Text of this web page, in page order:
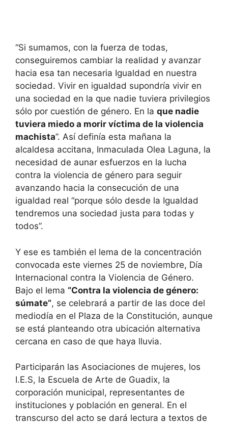
“Si sumamos, con la fuerza de todas,
conseguiremos cambiar la realidad y avanzar
hacia esa tan necesaria Igualdad en nuestra
sociedad. Vivir en igualdad supondría vivir en
una sociedad en la que nadie tuviera privilegios
sólo por cuestión de género. En la que nadie
tuviera miedo a morir víctima de la violencia
machista”. Así definía esta mañana la
alcaldesa accitana, Inmaculada Olea Laguna, la
necesidad de aunar esfuerzos en la lucha
contra la violencia de género para seguir
avanzando hacia la consecución de una
igualdad real “porque sólo desde la Igualdad
tendremos una sociedad justa para todas y
todos”.
Y ese es también el lema de la concentración
convocada este viernes 25 de noviembre, Día
Internacional contra la Violencia de Género.
Bajo el lema “Contra la violencia de género:
súmate”, se celebrará a partir de las doce del
mediodía en el Plaza de la Constitución, aunque
se está planteando otra ubicación alternativa
cercana en caso de que haya lluvia.
Participarán las Asociaciones de mujeres, los
I.E.S, la Escuela de Arte de Guadix, la
corporación municipal, representantes de
instituciones y población en general. En el
transcurso del acto se dará lectura a textos de